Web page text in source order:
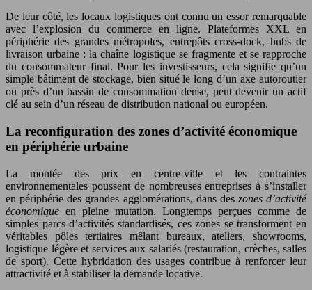
De leur côté, les locaux logistiques ont connu un essor remarquable
avec l’explosion du commerce en ligne. Plateformes XXL en
périphérie des grandes métropoles, entrepôts cross-dock, hubs de
livraison urbaine : la chaîne logistique se fragmente et se rapproche
du consommateur final. Pour les investisseurs, cela signifie qu’un
simple bâtiment de stockage, bien situé le long d’un axe autoroutier
ou près d’un bassin de consommation dense, peut devenir un actif
clé au sein d’un réseau de distribution national ou européen.
La reconfiguration des zones d’activité économique
en périphérie urbaine
La montée des prix en centre-ville et les contraintes
environnementales poussent de nombreuses entreprises à s’installer
en périphérie des grandes agglomérations, dans des zones d’activité
économique en pleine mutation. Longtemps perçues comme de
simples parcs d’activités standardisés, ces zones se transforment en
véritables pôles tertiaires mêlant bureaux, ateliers, showrooms,
logistique légère et services aux salariés (restauration, crèches, salles
de sport). Cette hybridation des usages contribue à renforcer leur
attractivité et à stabiliser la demande locative.